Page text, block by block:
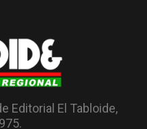
Editorial El Tabloide,